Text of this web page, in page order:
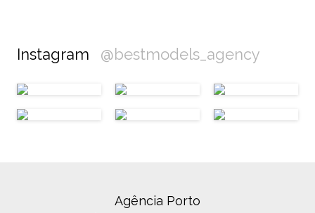
Instagram @bestmodels_agency
Agência Porto